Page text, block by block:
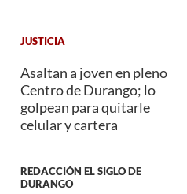
JUSTICIA
Asaltan a joven en pleno
Centro de Durango; lo
golpean para quitarle
celular y cartera
REDACCIÓN EL SIGLO DE
DURANGO